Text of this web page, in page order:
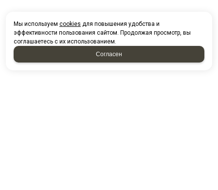
Мы используем cookies для повышения удобства и
эффективности пользования сайтом. Продолжая просмотр, вы
соглашаетесь с их использованием.
Согласен